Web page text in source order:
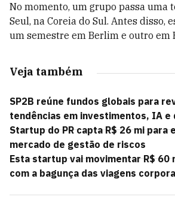
No momento, um grupo passa uma
Seul, na Coreia do Sul. Antes disso,
um semestre em Berlim e outro em
Veja também
SP2B reúne fundos globais para
tendências em investimentos, IA e
Startup do PR capta R$ 26 mi para
mercado de gestão de riscos
Esta startup vai movimentar R$ 60
com a bagunça das viagens